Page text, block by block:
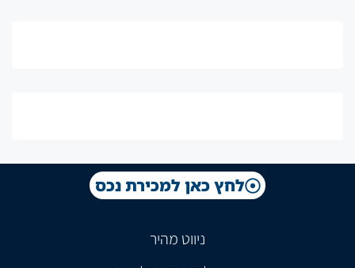
לחץ כאן למכירת נכס
ניווט מהיר